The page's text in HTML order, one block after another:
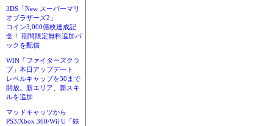
3DS「New スーパーマリ
オブラザーズ2」
コイン3,000億枚達成記
念！ 期間限定無料追加パ
ックを配信
WIN「ファイターズクラ
ブ」本日アップデート
レベルキャップを30まで
開放。新エリア、新スキ
ルを追加
マッドキャッツから
PS3/Xbox 360/Wii U「鉄